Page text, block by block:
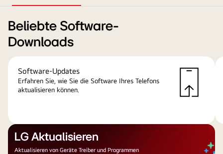
Beliebte Software-
Downloads
Software-Updates
Erfahren Sie, wie Sie die Software Ihres Telefons
aktualisieren können.
LG Aktualisieren
Aktualisieren von Geräte Treiber und Programmen